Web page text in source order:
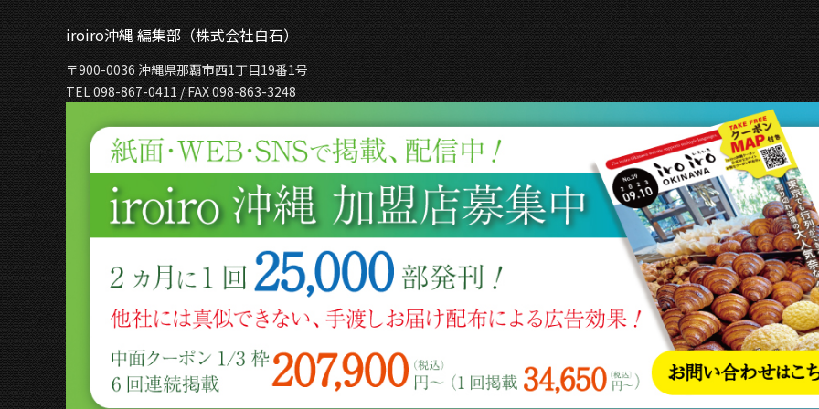
iroiro沖縄 編集部（株式会社白石）
〒900-0036 沖縄県那覇市西1丁目19番1号
TEL 098-867-0411 / FAX 098-863-3248